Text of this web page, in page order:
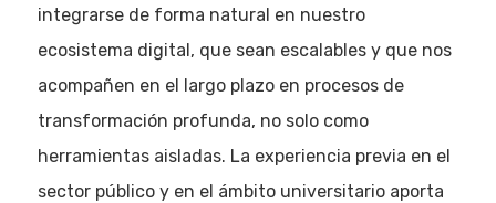
integrarse de forma natural en nuestro
ecosistema digital, que sean escalables y que nos
acompañen en el largo plazo en procesos de
transformación profunda, no solo como
herramientas aisladas. La experiencia previa en el
sector público y en el ámbito universitario aporta